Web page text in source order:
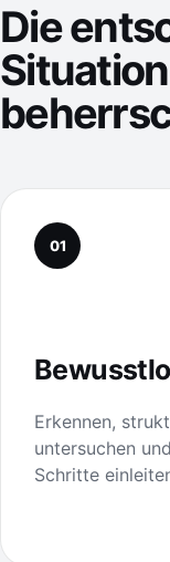
Die
01
Erkennen,
untersuchen
Schritte